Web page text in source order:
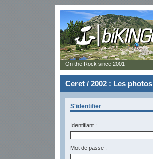
Ceret / 2002 : Les photos
S'identifier
Identifiant :
Mot de passe :
On the Rock since 2001